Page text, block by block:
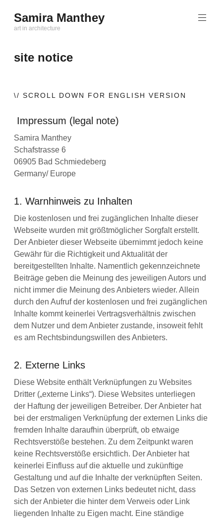
Inhalt
springen
Samira Manthey
art in architecture
site notice
\/ SCROLL DOWN FOR ENGLISH VERSION
Impressum (legal note)
Samira Manthey
Schafstrasse 6
06905 Bad Schmiedeberg
Germany/ Europe
1. Warnhinweis zu Inhalten
Die kostenlosen und frei zugänglichen Inhalte dieser
Webseite wurden mit größtmöglicher Sorgfalt erstellt.
Der Anbieter dieser Webseite übernimmt jedoch keine
Gewähr für die Richtigkeit und Aktualität der
bereitgestellten Inhalte. Namentlich gekennzeichnete
Beiträge geben die Meinung des jeweiligen Autors und
nicht immer die Meinung des Anbieters wieder. Allein
durch den Aufruf der kostenlosen und frei zugänglichen
Inhalte kommt keinerlei Vertragsverhältnis zwischen
dem Nutzer und dem Anbieter zustande, insoweit fehlt
es am Rechtsbindungswillen des Anbieters.
2. Externe Links
Diese Website enthält Verknüpfungen zu Websites
Dritter („externe Links“). Diese Websites unterliegen
der Haftung der jeweiligen Betreiber. Der Anbieter hat
bei der erstmaligen Verknüpfung der externen Links die
fremden Inhalte daraufhin überprüft, ob etwaige
Rechtsverstöße bestehen. Zu dem Zeitpunkt waren
keine Rechtsverstöße ersichtlich. Der Anbieter hat
keinerlei Einfluss auf die aktuelle und zukünftige
Gestaltung und auf die Inhalte der verknüpften Seiten.
Das Setzen von externen Links bedeutet nicht, dass
sich der Anbieter die hinter dem Verweis oder Link
liegenden Inhalte zu Eigen macht. Eine ständige